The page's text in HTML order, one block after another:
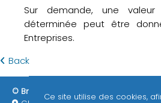
Sur demande, une valeur
déterminée peut être
Entreprises.
Back
© Brussels Accountants 2026 ITAA /
Ce site utilise des cookies,